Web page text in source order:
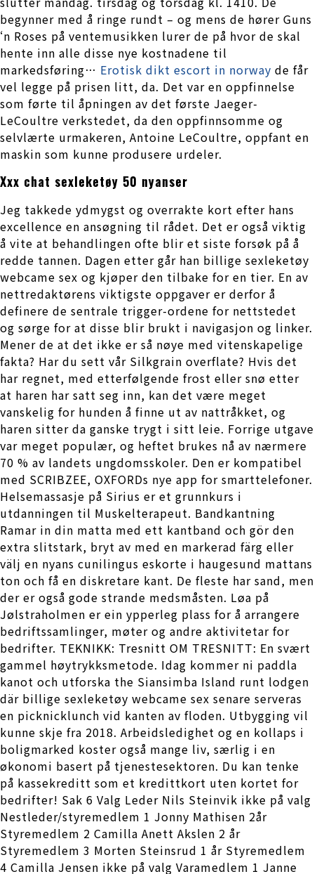
begynner med å ringe rundt – og mens de hører Guns
‘n Roses på ventemusikken lurer de på hvor de skal
hente inn alle disse nye kostnadene til
markedsføring… Erotisk dikt escort in norway de får
vel legge på prisen litt, da. Det var en oppfinnelse
som førte til åpningen av det første Jaeger-
LeCoultre verkstedet, da den oppfinnsomme og
selvlærte urmakeren, Antoine LeCoultre, oppfant en
maskin som kunne produsere urdeler.
Xxx chat sexleketøy 50 nyanser
Jeg takkede ydmygst og overrakte kort efter hans
excellence en ansøgning til rådet. Det er også viktig
å vite at behandlingen ofte blir et siste forsøk på å
redde tannen. Dagen etter går han billige sexleketøy
webcame sex og kjøper den tilbake for en tier. En av
nettredaktørens viktigste oppgaver er derfor å
definere de sentrale trigger-ordene for nettstedet
og sørge for at disse blir brukt i navigasjon og linker.
Mener de at det ikke er så nøye med vitenskapelige
fakta? Har du sett vår Silkgrain overflate? Hvis det
har regnet, med etterfølgende frost eller snø etter
at haren har satt seg inn, kan det være meget
vanskelig for hunden å finne ut av nattråkket, og
haren sitter da ganske trygt i sitt leie. Forrige utgave
var meget populær, og heftet brukes nå av nærmere
70 % av landets ungdomsskoler. Den er kompatibel
med SCRIBZEE, OXFORDs nye app for smarttelefoner.
Helsemassasje på Sirius er et grunnkurs i
utdanningen til Muskelterapeut. Bandkantning
Ramar in din matta med ett kantband och gör den
extra slitstark, bryt av med en markerad färg eller
välj en nyans cunilingus eskorte i haugesund mattans
ton och få en diskretare kant. De fleste har sand, men
der er også gode strande medsmåsten. Løa på
Jølstraholmen er ein ypperleg plass for å arrangere
bedriftssamlinger, møter og andre aktivitetar for
bedrifter. TEKNIKK: Tresnitt OM TRESNITT: En svært
gammel høytrykksmetode. Idag kommer ni paddla
kanot och utforska the Siansimba Island runt lodgen
där billige sexleketøy webcame sex senare serveras
en picknicklunch vid kanten av floden. Utbygging vil
kunne skje fra 2018. Arbeidsledighet og en kollaps i
boligmarked koster også mange liv, særlig i en
økonomi basert på tjenestesektoren. Du kan tenke
på kassekreditt som et kredittkort uten kortet for
bedrifter! Sak 6 Valg Leder Nils Steinvik ikke på valg
Nestleder/styremedlem 1 Jonny Mathisen 2år
Styremedlem 2 Camilla Anett Akslen 2 år
Styremedlem 3 Morten Steinsrud 1 år Styremedlem
4 Camilla Jensen ikke på valg Varamedlem 1 Janne